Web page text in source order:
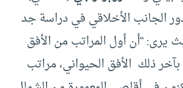
الجانب الأخلاقي في دراسة جد
يرى: “أن أول المراتب من الأفق
ذلك الأفق الحيواني، مراتب